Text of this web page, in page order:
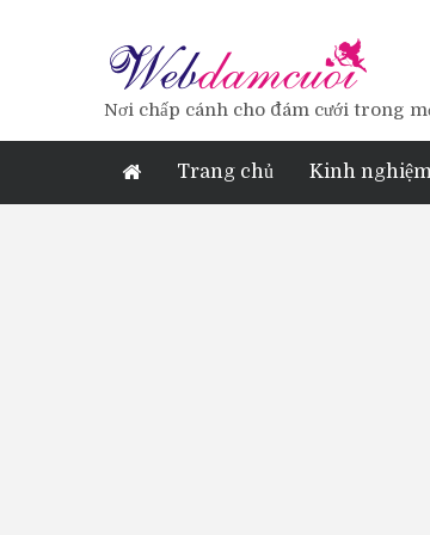
Nơi chấp cánh cho đám cưới trong
Trang chủ Kinh